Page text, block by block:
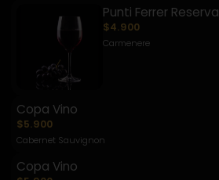
Punti Ferrer Reserva
$4.900
Carmenere
Copa Vino
$5.900
Cabernet Sauvignon
Copa Vino